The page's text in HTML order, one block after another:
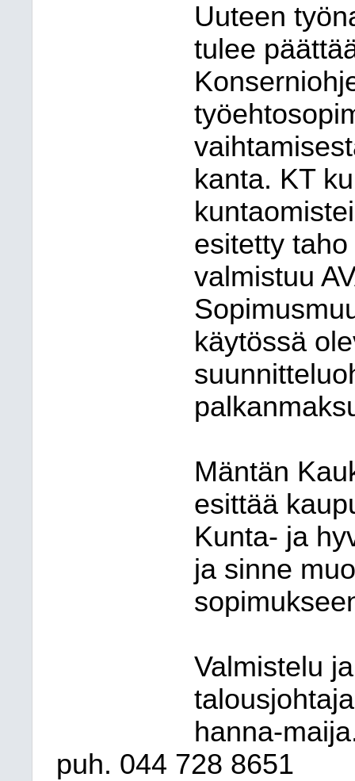
Uuteen
tulee
kanta. KT
esitetty
valmistuu
käytössä
Mäntän
esittää
Kunta- ja
ja sinne
Valmistelu
hanna-
puh. 044 728 8651